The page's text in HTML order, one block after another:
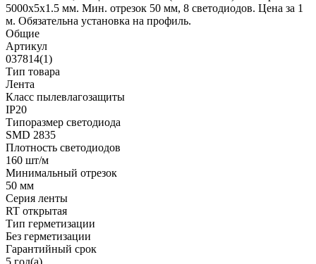
5000x5x1.5 мм. Мин. отрезок 50 мм, 8 светодиодов. Цена за 1
м. Обязательна установка на профиль.
Общие
Артикул
037814(1)
Тип товара
Лента
Класс пылевлагозащиты
IP20
Типоразмер светодиода
SMD 2835
Плотность светодиодов
160 шт/м
Минимальный отрезок
50 мм
Серия ленты
RT открытая
Тип герметизации
Без герметизации
Гарантийный срок
5 год(а)